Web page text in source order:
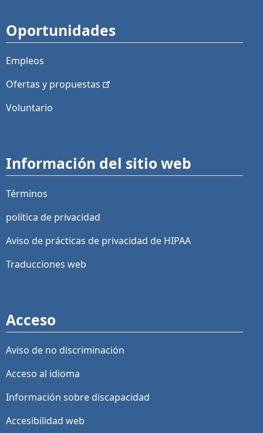
Oportunidades
Empleos
Ofertas y propuestas
Voluntario
Información del sitio web
Términos
política de privacidad
Aviso de prácticas de privacidad de HIPAA
Traducciones web
Acceso
Aviso de no discriminación
Acceso al idioma
Información sobre discapacidad
Accesibilidad web